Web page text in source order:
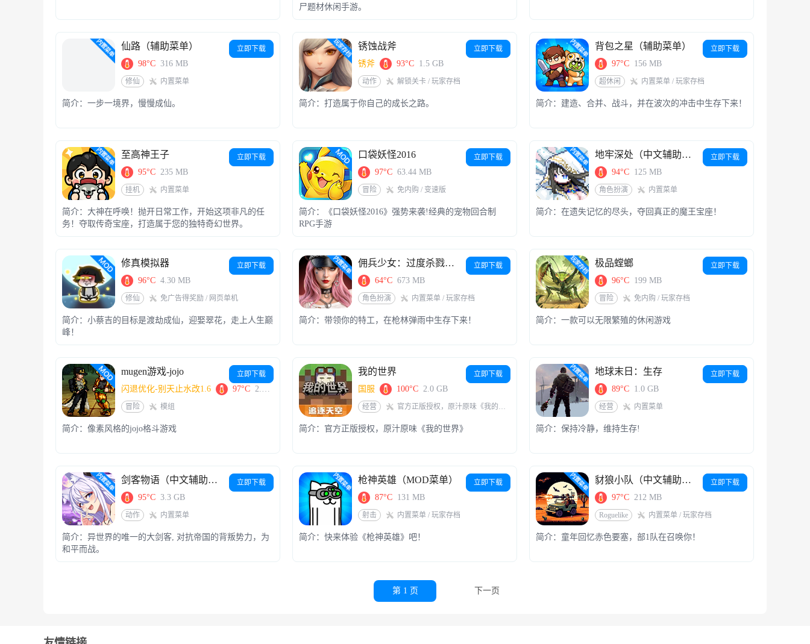
尸题材休闲手游。
仙路（辅助菜单）
98°C 316 MB
修仙 内置菜单
简介：一步一境界，慢慢成仙。
立即下载 锈蚀战斧
锈斧 93°C 1.5 GB
动作 解锁关卡 / 玩家存档
简介：打造属于你自己的成长之路。
立即下载 背包之星（辅助菜单）
97°C 156 MB
超休闲 内置菜单 / 玩家存档
简介：建造、合并、战斗，并在波次的冲击中生存下来！
立即下载
至高神王子
95°C 235 MB
挂机 内置菜单
简介：大神在呼唤！抛开日常工作，开始这项非凡的任
务！夺取传奇宝座，打造属于您的独特奇幻世界。
立即下载 口袋妖怪2016
97°C 63.44 MB
冒险 免内购 / 变速版
简介：《口袋妖怪2016》强势来袭!经典的宠物回合制
RPG手游
立即下载 地牢深处（中文辅助菜单）
94°C 125 MB
角色扮演 内置菜单
简介：在遗失记忆的尽头，夺回真正的魔王宝座！
立即下载
修真模拟器
96°C 4.30 MB
修仙 免广告得奖励 / 网页单机
简介：小蔡吉的目标是渡劫成仙，迎娶翠花，走上人生巅
峰！
立即下载 佣兵少女：过度杀戮（辅助菜单）
64°C 673 MB
角色扮演 内置菜单 / 玩家存档
简介：带领你的特工，在枪林弹雨中生存下来！
立即下载 极品螳螂
96°C 199 MB
冒险 免内购 / 玩家存档
简介：一款可以无限繁殖的休闲游戏
立即下载
mugen游戏-jojo
闪退优化-别天止水改1.6 97°C 2.9 GB
冒险 模组
简介：像素风格的jojo格斗游戏
立即下载 我的世界
国服 100°C 2.0 GB
经营 官方正版授权，原汁原味《我的世界》
简介：官方正版授权，原汁原味《我的世界》
立即下载 地球末日：生存
89°C 1.0 GB
经营 内置菜单
简介：保持冷静，维持生存!
立即下载
剑客物语（中文辅助菜单）
95°C 3.3 GB
动作 内置菜单
简介：异世界的唯一的大剑客, 对抗帝国的背叛势力，为
和平而战。
立即下载 枪神英雄（MOD菜单）
87°C 131 MB
射击 内置菜单 / 玩家存档
简介：快来体验《枪神英雄》吧！
立即下载 豺狼小队（中文辅助菜单）
97°C 212 MB
Roguelike 内置菜单 / 玩家存档
简介：童年回忆赤色要塞，部1队在召唤你！
立即下载
第 1 页 下一页